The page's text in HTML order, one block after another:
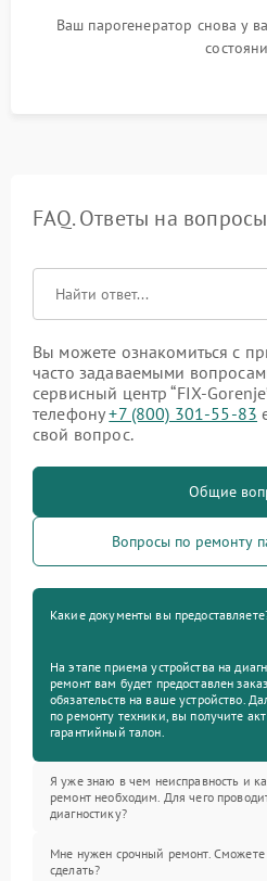
Ваш парогенератор снова у
FAQ. Ответы на вопросы
Вы можете ознакомиться с
часто задаваемыми
сервисный центр “FIX-
телефону+7 (800) 301-55-83
свой вопрос.
Общие
Вопросы по ремонту
Какие документы вы
На этапе приема устройства на
ремонт вам будет предоставлен
обязательств на ваше устройство.
по ремонту техники, вы получите
гарантийный талон.
Я уже знаю в чем неисправность и
ремонт необходим. Для чего
диагностику?
Мне нужен срочный ремонт. Сможете
сделать?